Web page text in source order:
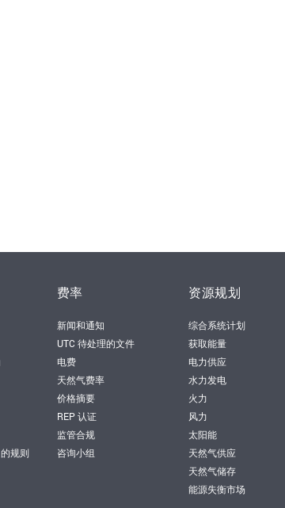
规则
费率
新闻和通知
UTC 待处理的文件
电费
天然气费率
价格摘要
REP 认证
监管合规
咨询小组
资源规划
综合系统计划
获取能量
电力供应
水力发电
火力
风力
太阳能
天然气供应
天然气储存
能源失衡市场